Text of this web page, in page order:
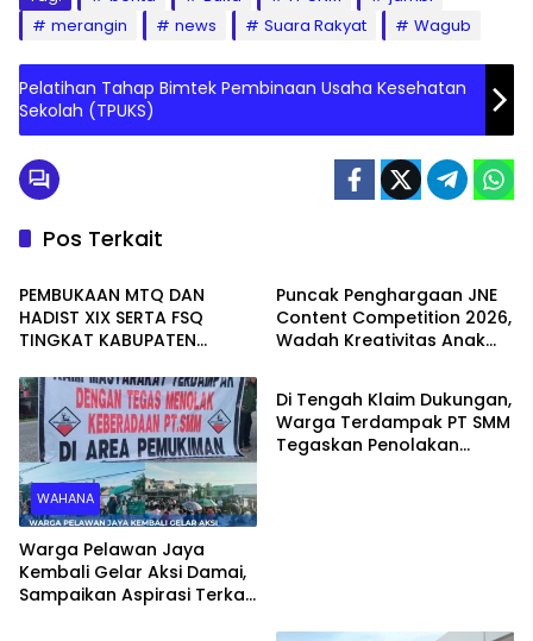
merangin
news Suara Rakyat Wagub
Pelatihan Tahap Bimtek Pembinaan Usaha Kesehatan
Sekolah (TPUKS)
Pos Terkait
Seruyan
PEMBUKAAN MTQ DAN
HADIST XIX SERTA FSQ
TINGKAT KABUPATEN
HADIRI KAPOLRES DAN
KEJARI SERUYAN
Puncak Penghargaan JNE
Content Competition 2026,
Wadah Kreativitas Anak
WAHANA
Warga Pelawan Jaya
Kembali Gelar Aksi Damai,
Sampaikan Aspirasi Terkait
PEMERINTAHAN
Di Tengah Klaim Dukungan,
Warga Terdampak PT SMM
Tegaskan Penolakan
Batam